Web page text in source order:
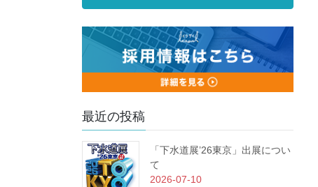
最近の投稿
「下水道展’26東京」出展につい
て
2026-07-10